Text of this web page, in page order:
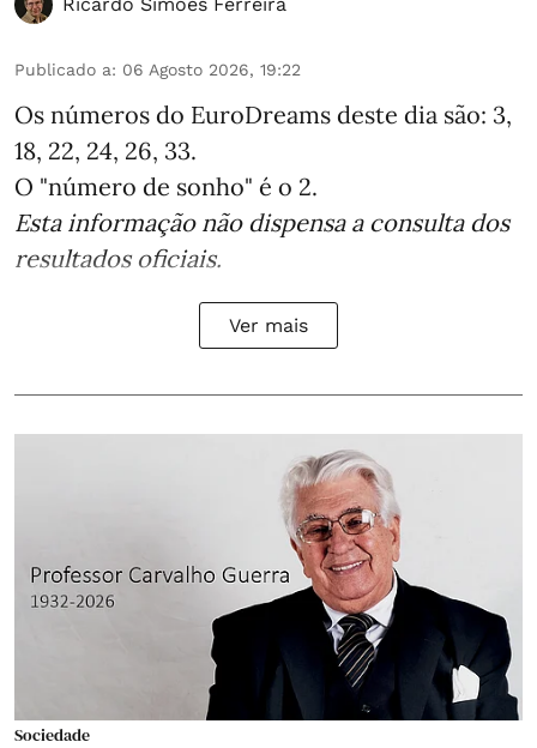
Publicado a: 06 Agosto 2026, 19:22
Os números do EuroDreams deste dia são: 3,
18, 22, 24, 26, 33.
O "número de sonho" é o 2.
Esta informação não dispensa a consulta dos
resultados oficiais.
Ver mais
Sociedade